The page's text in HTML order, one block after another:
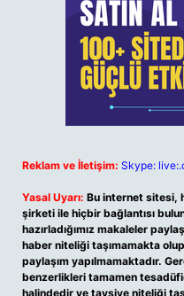
Reklam ve İletişim: Skype:
Yasal Uyarı: Bu internet sitesi,
şirketi ile hiçbir bağlantısı
hazırladığımız makaleler
haber niteliği taşımamakta
paylaşım yapılmamaktadır.
benzerlikleri tamamen
halindedir ve tavsiye niteliği